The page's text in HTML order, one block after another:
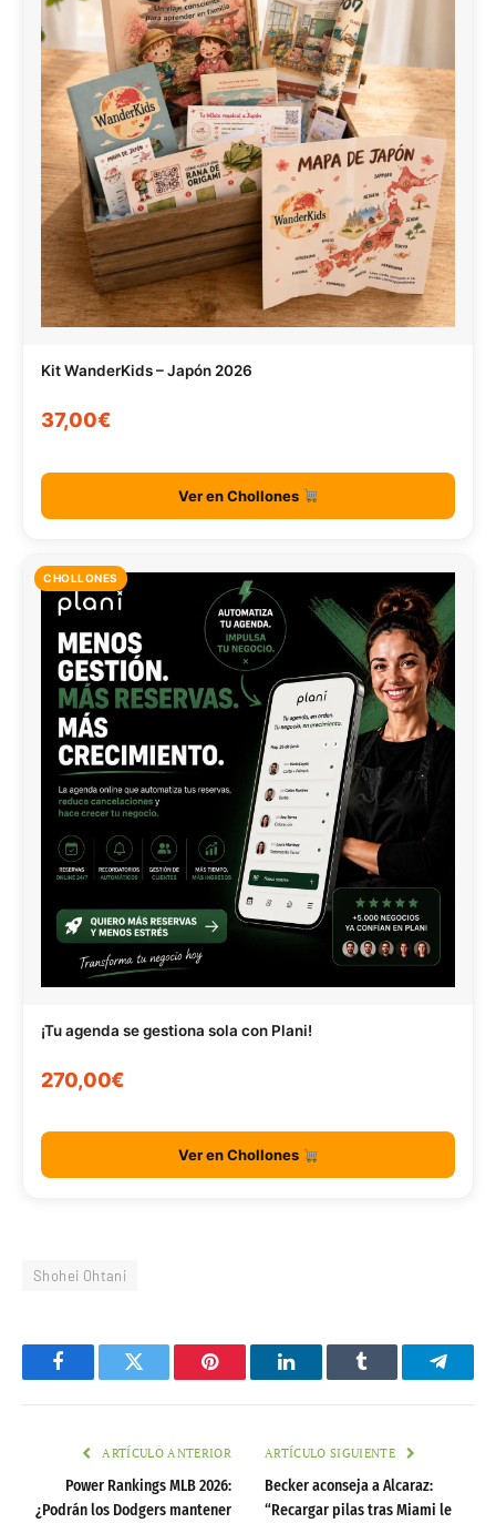
Kit WanderKids – Japón 2026
37,00€
Ver en Chollones
CHOLLONES
¡Tu agenda se gestiona sola con Plani!
270,00€
Ver en Chollones
Shohei Ohtani
FacebookTwitter Pinterest LinkedInTumblr
ARTÍCULO ANTERIOR
Power Rankings MLB 2026:
¿Podrán los Dodgers mantener
ARTÍCULO SIGUIENTE
Becker aconseja a Alcaraz:
“Recargar pilas tras Miami le